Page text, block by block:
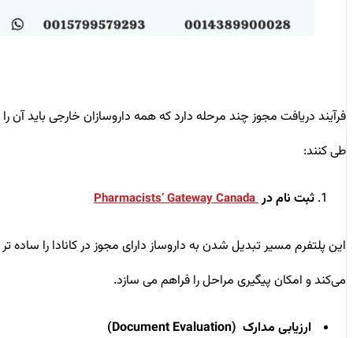
فرآیند دریافت مجوز چند مرحله دارد که همه داروسازان خارجی باید آن را
طی کنند:
ثبت نام درPharmacists’ Gateway Canada
این پلتفرم مسیر تبدیل شدن به داروساز دارای مجوز در کانادا را ساده ‌تر
می‌کند و امکان پیگیری مراحل را فراهم می ‌سازد.
ارزیابی مدارک(Document Evaluation)